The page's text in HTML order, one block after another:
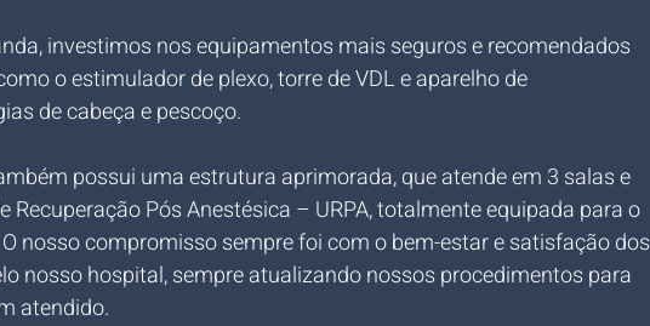
investimos nos equipamentos mais seguros e recomendados
o estimulador de plexo, torre de VDL e aparelho de
de cabeça e pescoço.
possui uma estrutura aprimorada, que atende em 3 salas e
Recuperação Pós Anestésica – URPA, totalmente equipada para o
nosso compromisso sempre foi com o bem-estar e satisfação dos
nosso hospital, sempre atualizando nossos procedimentos para
atendido.